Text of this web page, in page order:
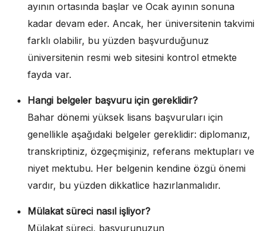
ayının ortasında başlar ve Ocak ayının sonuna
kadar devam eder. Ancak, her üniversitenin takvimi
farklı olabilir, bu yüzden başvurduğunuz
üniversitenin resmi web sitesini kontrol etmekte
fayda var.
Hangi belgeler başvuru için gereklidir?
Bahar dönemi yüksek lisans başvuruları için
genellikle aşağıdaki belgeler gereklidir: diplomanız,
transkriptiniz, özgeçmişiniz, referans mektupları ve
niyet mektubu. Her belgenin kendine özgü önemi
vardır, bu yüzden dikkatlice hazırlanmalıdır.
Mülakat süreci nasıl işliyor?
Mülakat süreci, başvurunuzun